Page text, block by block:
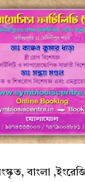
বাংলা